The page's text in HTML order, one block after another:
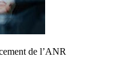
de l’ANR